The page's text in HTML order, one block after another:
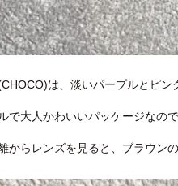
は、淡いパープルとピン
で大人かわいいパッケージなの
からレンズを見ると、ブラウン